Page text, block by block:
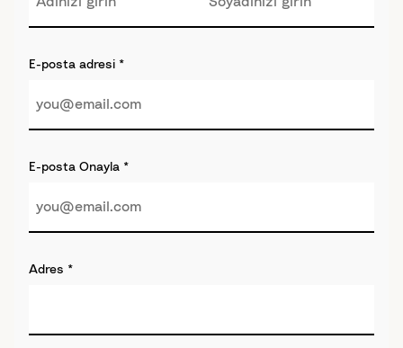
E-posta adresi *
E-posta Onayla *
Adres *